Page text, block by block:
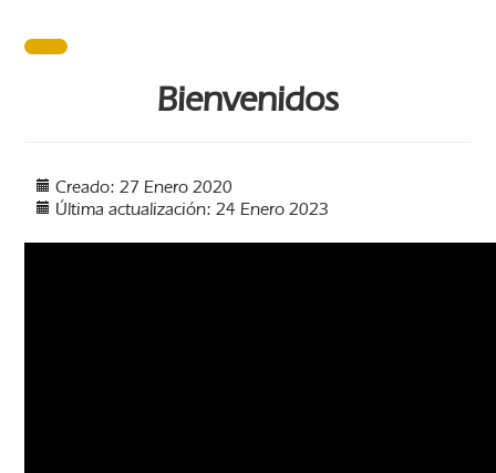
Bienvenidos
Creado: 27 Enero 2020
Última actualización: 24 Enero 2023